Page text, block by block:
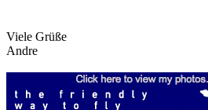
Viele Grüße
Andre